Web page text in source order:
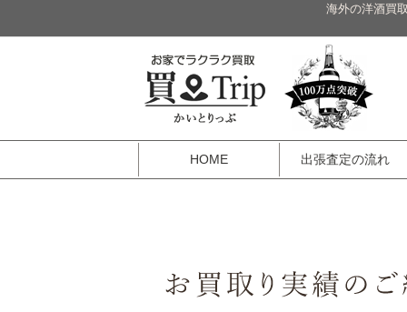
海外の洋酒買
HOME 出張査定の流れ